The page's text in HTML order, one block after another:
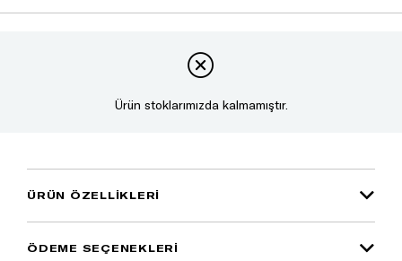
Ürün stoklarımızda kalmamıştır.
ÜRÜN ÖZELLIKLERI
ÖDEME SEÇENEKLERI